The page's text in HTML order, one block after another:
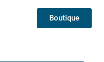
Boutique